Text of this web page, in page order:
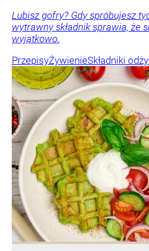
Lubisz gofry? Gdy spróbujesz
wytrawny składnik sprawia, że
wyjątkowo.
PrzepisyŻywienieSkładniki